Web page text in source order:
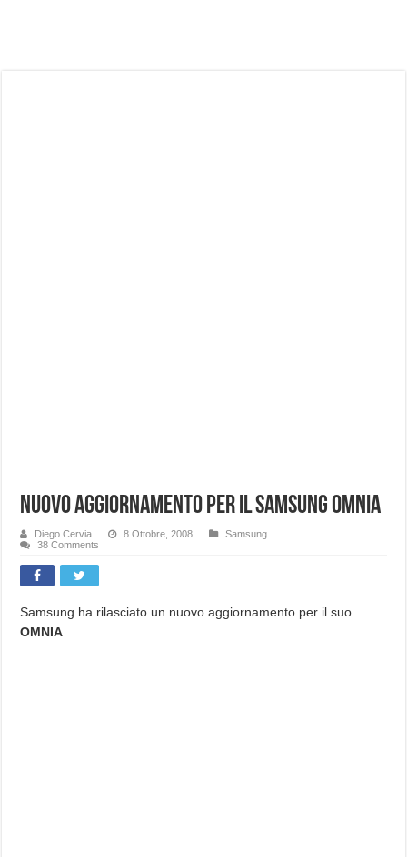
Nuovo Aggiornamento per il Samsung OMNIA
Diego Cervia 8 Ottobre, 2008
Samsung
38 Comments
Samsung ha rilasciato un nuovo aggiornamento per il suo
OMNIA